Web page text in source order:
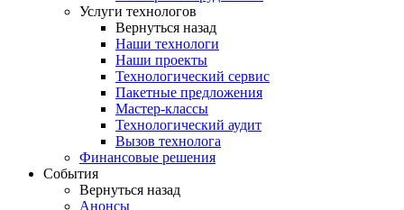
Услуги технологов
Вернуться назад
Наши технологи
Наши проекты
Технологический сервис
Пакетные предложения
Мастер-классы
Технологический аудит
Вызов технолога
Финансовые решения
События
Вернуться назад
Анонсы